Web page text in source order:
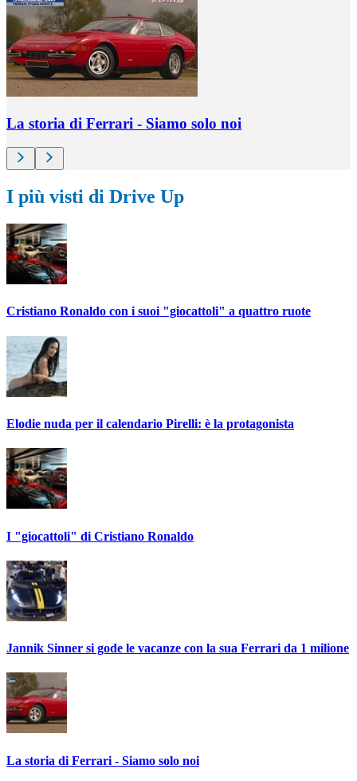
La storia di Ferrari - Siamo solo noi
I più visti di Drive Up
Cristiano Ronaldo con i suoi "giocattoli" a quattro ruote
Elodie nuda per il calendario Pirelli: è la protagonista
I "giocattoli" di Cristiano Ronaldo
Jannik Sinner si gode le vacanze con la sua Ferrari da 1 milione
La storia di Ferrari - Siamo solo noi